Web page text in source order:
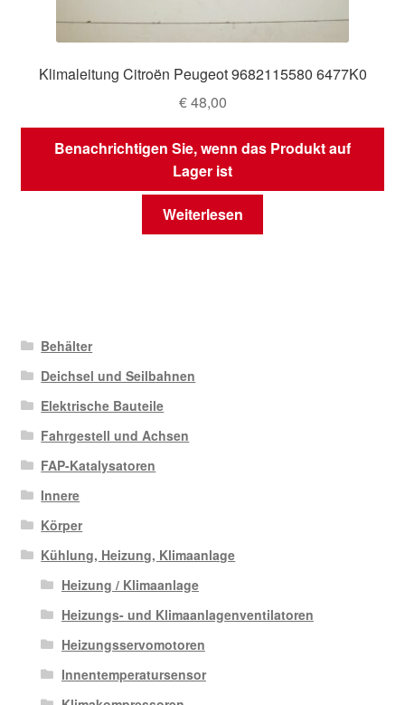
Klimaleitung Citroën Peugeot 9682115580 6477K0
€48,00
Benachrichtigen Sie, wenn das Produkt auf
Lager ist
Weiterlesen
Behälter
Deichsel und Seilbahnen
Elektrische Bauteile
Fahrgestell und Achsen
FAP-Katalysatoren
Innere
Körper
Kühlung, Heizung, Klimaanlage
Heizung / Klimaanlage
Heizungs- und Klimaanlagenventilatoren
Heizungsservomotoren
Innentemperatursensor